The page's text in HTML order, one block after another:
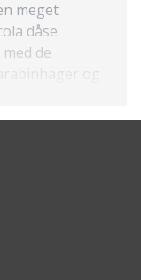
meget
dåse.
de
og
ophængning.
som også
af
ligger i